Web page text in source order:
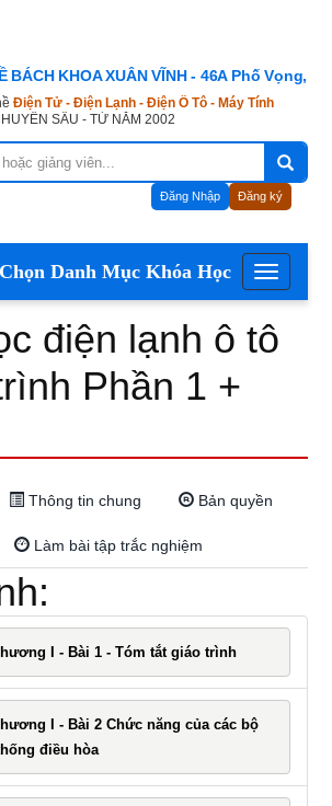
BÁCH KHOA XUÂN VĨNH - 46A Phố Vọng,
Điện Tử - Điện Lạnh - Điện Ô Tô - Máy Tính
SÂU - TỪ NĂM 2002
Đăng Nhập Đăng ký
Menu
Chọn Danh Mục Khóa Học
điện lạnh ô tô
Phần 1 +
Thông tin chung Bản quyền
Làm bài tập trắc nghiệm
I - Bài 1 - Tóm tắt giáo trình
I - Bài 2 Chức năng của các bộ
điều hòa